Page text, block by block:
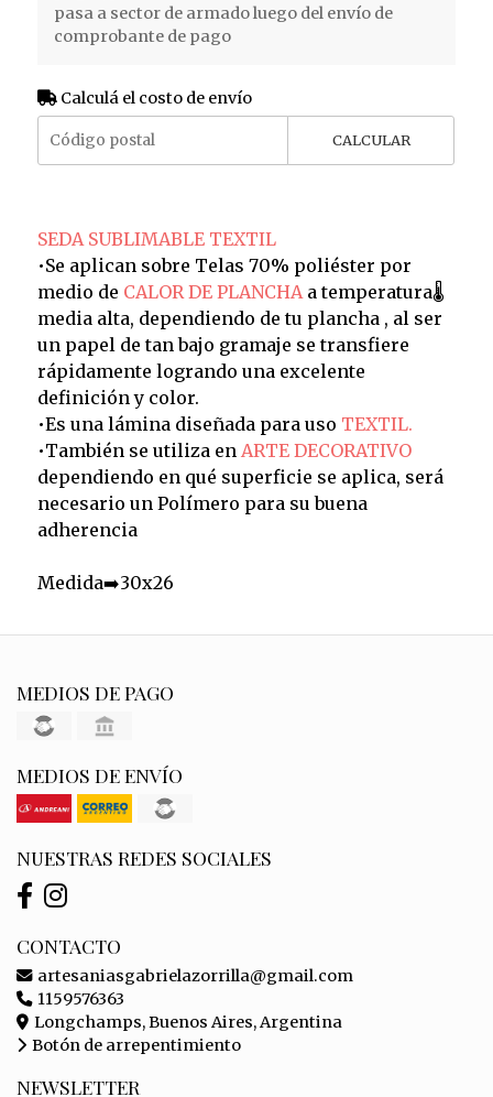
pasa a sector de armado luego del envío de
comprobante de pago
Calculá el costo de envío
CALCULAR
SEDA SUBLIMABLE TEXTIL
•Se aplican sobre Telas 70% poliéster por
medio de CALOR DE PLANCHA a temperatura🌡️
media alta, dependiendo de tu plancha , al ser
un papel de tan bajo gramaje se transfiere
rápidamente logrando una excelente
definición y color.
•Es una lámina diseñada para uso TEXTIL.
•También se utiliza en ARTE DECORATIVO
dependiendo en qué superficie se aplica, será
necesario un Polímero para su buena
adherencia
Medida➡️30x26
MEDIOS DE PAGO
MEDIOS DE ENVÍO
NUESTRAS REDES SOCIALES
CONTACTO
artesaniasgabrielazorrilla@gmail.com
1159576363
Longchamps, Buenos Aires, Argentina
Botón de arrepentimiento
NEWSLETTER